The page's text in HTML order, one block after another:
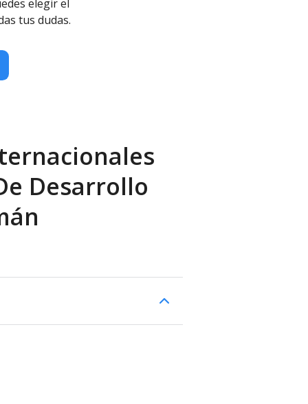
elegir el
tus dudas.
Desarrollo